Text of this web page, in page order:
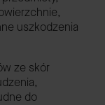
uszkodzenia
ze skór
do